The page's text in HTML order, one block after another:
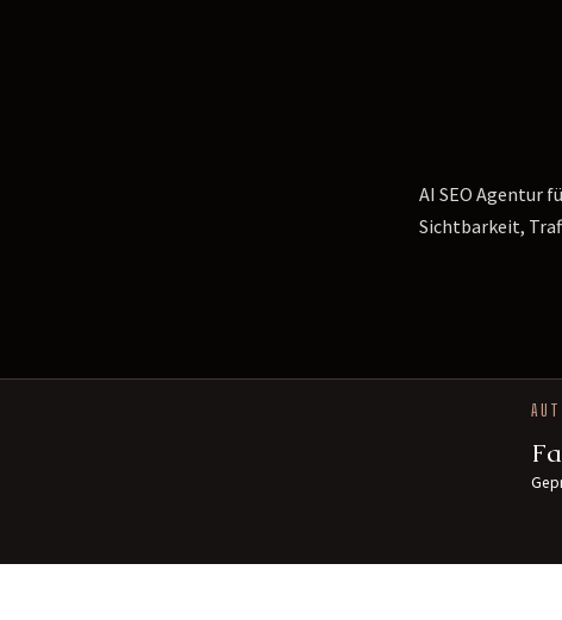
AI SEO Agentur
Sichtbarkeit,